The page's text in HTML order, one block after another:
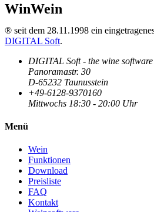
WinWein
® seit dem 28.11.1998 ein
DIGITAL Soft.
DIGITAL Soft - the wine
Panoramastr. 30
D-65232 Taunusstein
+49-6128-9370160
Mittwochs 18:30 - 20:00 Uhr
Menü
Wein
Funktionen
Download
Preisliste
FAQ
Kontakt